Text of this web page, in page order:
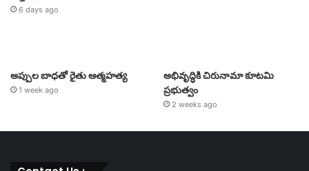
6 days ago
అప్పుల బాధతో రైతు ఆత్మహత్య
1 week ago
అభివృద్ధికి చిరునామా కూటమి
ప్రభుత్వం
2 weeks ago